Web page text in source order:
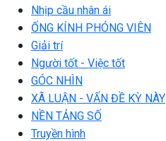
Nhịp cầu nhân ái
ỐNG KÍNH PHÓNG VIÊN
Giải trí
Người tốt - Việc tốt
GÓC NHÌN
XÃ LUẬN - VẤN ĐỀ KỲ NÀY
NỀN TẢNG SỐ
Truyền hình